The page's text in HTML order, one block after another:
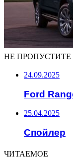
НЕ ПРОПУСТИТЕ
24.09.2025
Ford
25.04.2025
Спойлер
ЧИТАЕМОЕ